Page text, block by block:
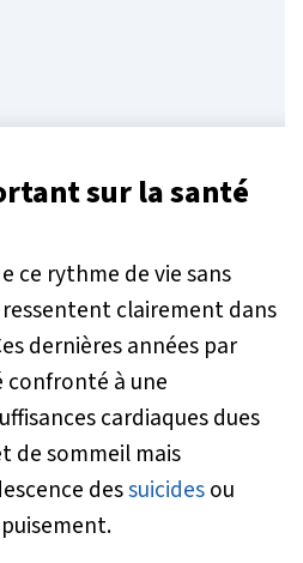
sur la santé
ce rythme de vie sans
ressentent clairement dans
dernières années par
confronté à une
cardiaques dues
de sommeil mais
dessuicidesou